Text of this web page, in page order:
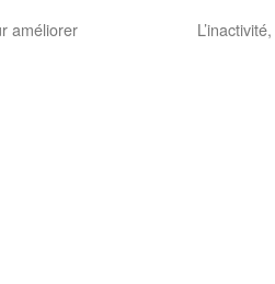
améliorer